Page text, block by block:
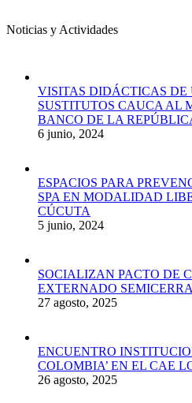
Noticias y Actividades
VISITAS DIDÁCTICAS DE
SUSTITUTOS CAUCA AL
BANCO DE LA
6 junio, 2024
ESPACIOS PARA
SPA EN MODALIDAD
CÚCUTA
5 junio, 2024
SOCIALIZAN PACTO DE
EXTERNADO
27 agosto, 2025
ENCUENTRO
COLOMBIA’ EN EL CAE
26 agosto, 2025